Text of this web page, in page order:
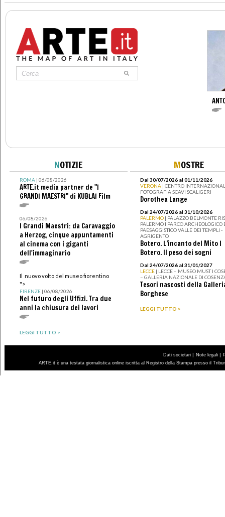
NOTIZIE
ROMA| 06/08/2026
ARTE.it media partner de "I
GRANDI MAESTRI" di KUBLAI Film
06/08/2026
I Grandi Maestri: da Caravaggio
a Herzog, cinque appuntamenti
al cinema con i giganti
dell'immaginario
Il nuovo volto del museo fiorentino
">
FIRENZE| 06/08/2026
Nel futuro degli Uffizi. Tra due
anni la chiusura dei lavori
LEGGI TUTTO >
MOSTRE
Dal 30/07/2026 al 01/11/2026
VERONA | CENTRO
FOTOGRAFIA SCAVI SCALIGERI
Dorothea Lange
Dal 24/07/2026 al 31/10/2026
PALERMO | PALAZZO BELMONTE
PALERMO I PARCO ARCHEOLOGICO
PAESAGGISTICO VALLE DEI TEMPLI -
AGRIGENTO
Botero. L’incanto del Mito I
Botero. Il peso dei sogni
Dal 24/07/2026 al 31/01/2027
LECCE | LECCE – MUSEO MUST I
– GALLERIA NAZIONALE DI
Tesori nascosti della
Borghese
LEGGI TUTTO >
Dati societari | Note legali |
ARTE.it è una testata giornalistica online iscritta al Registro della Stampa presso il